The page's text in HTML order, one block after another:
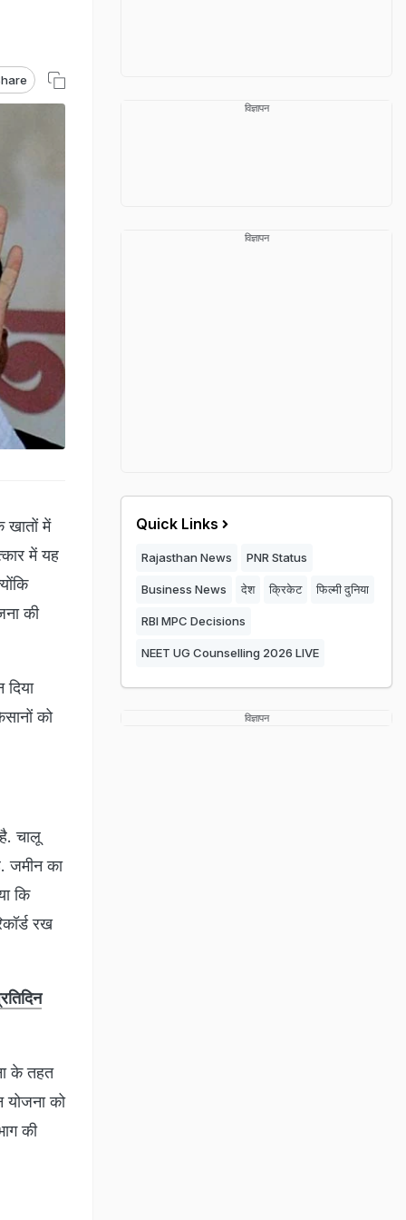
खातों में
में यह
की
को
चालू
जमीन का
कि
रख
के तहत
योजना को
की
विज्ञापन
विज्ञापन
Quick Links
Rajasthan News PNR Status
Business News देश क्रिकेट फिल्मी दुनिया
RBI MPC Decisions
NEET UG Counselling 2026 LIVE
विज्ञापन